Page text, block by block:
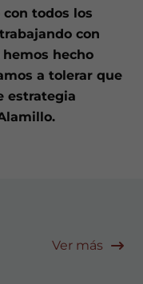
todos los
con
hecho
a tolerar que
estrategia
Ver más